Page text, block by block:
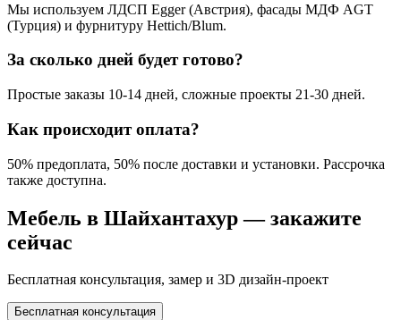
Мы используем ЛДСП Egger (Австрия), фасады МДФ AGT
(Турция) и фурнитуру Hettich/Blum.
За сколько дней будет готово?
Простые заказы 10-14 дней, сложные проекты 21-30 дней.
Как происходит оплата?
50% предоплата, 50% после доставки и установки. Рассрочка
также доступна.
Мебель в Шайхантахур — закажите
сейчас
Бесплатная консультация, замер и 3D дизайн-проект
Бесплатная консультация